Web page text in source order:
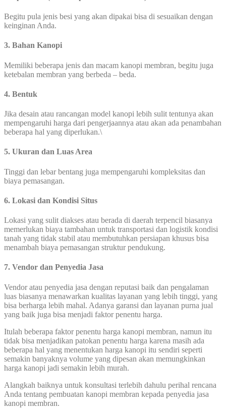
Begitu pula jenis besi yang akan dipakai bisa di sesuaikan dengan
keinginan Anda.
3. Bahan Kanopi
Memiliki beberapa jenis dan macam kanopi membran, begitu juga
ketebalan membran yang berbeda – beda.
4. Bentuk
Jika desain atau rancangan model kanopi lebih sulit tentunya akan
mempengaruhi harga dari pengerjaannya atau akan ada penambahan
beberapa hal yang diperlukan.\
5. Ukuran dan Luas Area
Tinggi dan lebar bentang juga mempengaruhi kompleksitas dan
biaya pemasangan.
6. Lokasi dan Kondisi Situs
Lokasi yang sulit diakses atau berada di daerah terpencil biasanya
memerlukan biaya tambahan untuk transportasi dan logistik kondisi
tanah yang tidak stabil atau membutuhkan persiapan khusus bisa
menambah biaya pemasangan struktur pendukung.
7. Vendor dan Penyedia Jasa
Vendor atau penyedia jasa dengan reputasi baik dan pengalaman
luas biasanya menawarkan kualitas layanan yang lebih tinggi, yang
bisa berharga lebih mahal. Adanya garansi dan layanan purna jual
yang baik juga bisa menjadi faktor penentu harga.
Itulah beberapa faktor penentu harga kanopi membran, namun itu
tidak bisa menjadikan patokan penentu harga karena masih ada
beberapa hal yang menentukan harga kanopi itu sendiri seperti
semakin banyaknya volume yang dipesan akan memungkinkan
harga kanopi jadi semakin lebih murah.
Alangkah baiknya untuk konsultasi terlebih dahulu perihal rencana
Anda tentang pembuatan kanopi membran kepada penyedia jasa
kanopi membran.